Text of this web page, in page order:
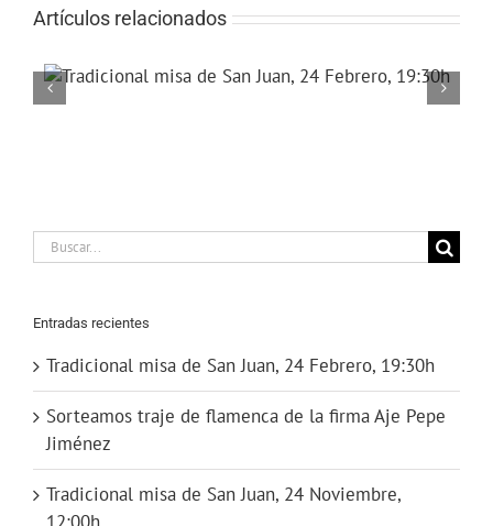
Artículos relacionados
Buscar:
Entradas recientes
Tradicional misa de San Juan, 24 Febrero, 19:30h
Sorteamos traje de flamenca de la firma Aje Pepe
Jiménez
Tradicional misa de San Juan, 24 Noviembre,